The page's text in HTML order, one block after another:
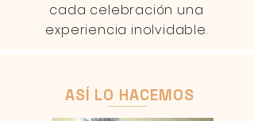
cada celebración una
experiencia inolvidable.
ASÍ LO HACEMOS